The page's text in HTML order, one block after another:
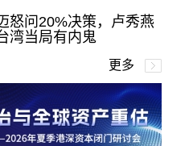
怒问20%决策，卢秀燕
湾当局有内鬼
更多